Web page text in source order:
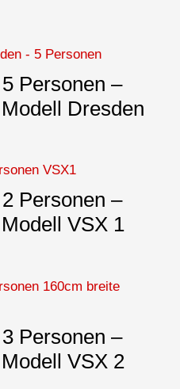
Personen –
Dresden
Personen –
VSX 1
Personen –
VSX 2